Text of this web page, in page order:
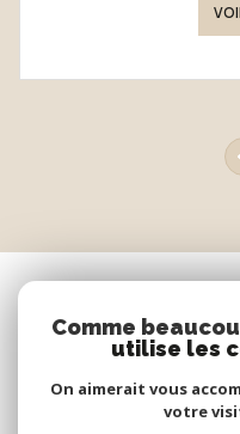
Comme
utilise les
On aimerait vous
votre